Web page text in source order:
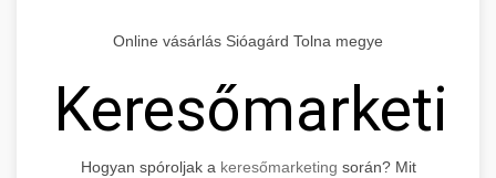
Online vásárlás Sióagárd Tolna megye
Hogyan spóroljak a keresőmarketing során? Mit